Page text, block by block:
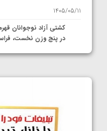
1405/05/11
کشتی آزاد نوجوانان
در پنج وزن نخست،
1405/05/11
کشتی آزاد نوجوانان
ایران مشخص شدند